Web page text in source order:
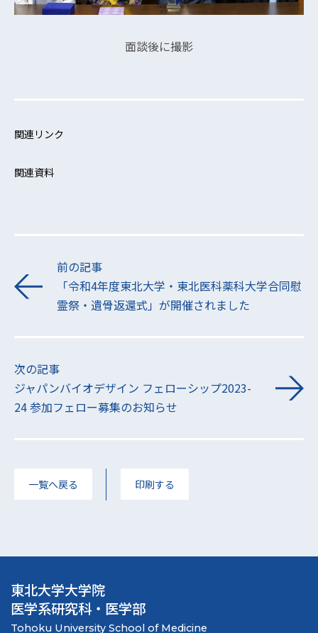
面談後に撮影
関連リンク
関連資料
前の記事
「令和4年度東北大学・東北医科薬科大学合同慰
霊祭・遺骨返還式」が開催されました
次の記事
ジャパンバイオデザイン フェローシップ2023-
24 参加フェロー募集のお知らせ
一覧へ戻る 印刷する
東北大学大学院
医学系研究科・医学部